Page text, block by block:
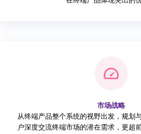
市场战略
从终端产品整个系统的视野出发，规划
户深度交流终端市场的潜在需求，更超